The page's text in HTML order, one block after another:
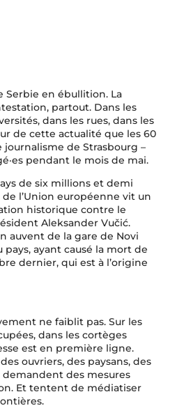
Serbie en ébullition. La
partout. Dans les
dans les rues, dans les
de cette actualité que les 60
journalisme de Strasbourg –
pendant le mois de mai.
de six millions et demi
de l’Union européenne vit un
historique contre le
Aleksander Vučić.
auvent de la gare de Novi
ayant causé la mort de
dernier, qui est à l’origine
ne faiblit pas. Sur les
dans les cortèges
est en première ligne.
ouvriers, des paysans, des
demandent des mesures
Et tentent de médiatiser